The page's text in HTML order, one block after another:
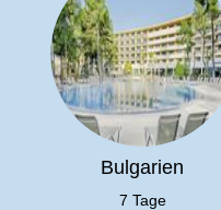
Bulgarien
7 Tage